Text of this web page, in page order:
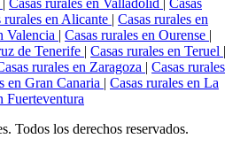
| Casas rurales en Valladolid | Casas
rurales en Alicante | Casas rurales en
Valencia | Casas rurales en Ourense |
de Tenerife | Casas rurales en Teruel |
rurales en Zaragoza | Casas rurales
en Gran Canaria | Casas rurales en La
Fuerteventura
Todos los derechos reservados.